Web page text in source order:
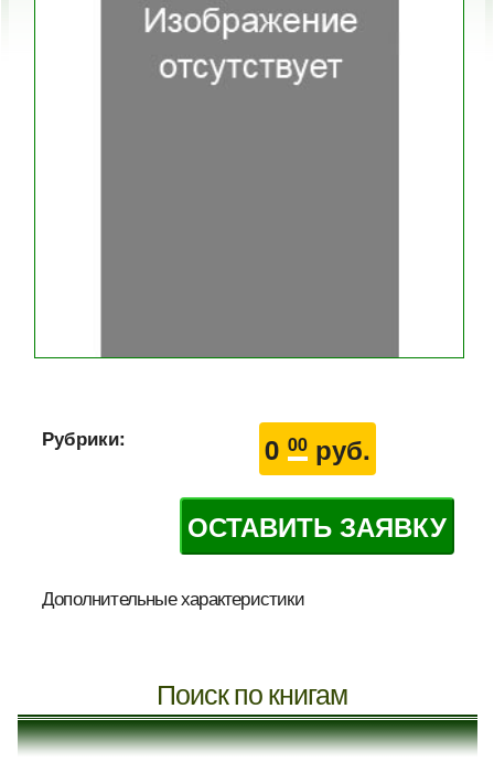
0 00руб.
ОСТАВИТЬ ЗАЯВКУ
Рубрики:
Дополнительные характеристики
Поиск по книгам